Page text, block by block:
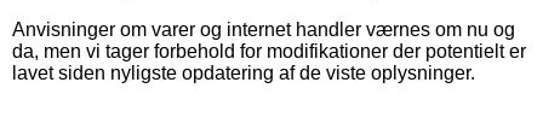
Anvisninger om varer og internet handler værnes om nu og
da, men vi tager forbehold for modifikationer der potentielt er
lavet siden nyligste opdatering af de viste oplysninger.